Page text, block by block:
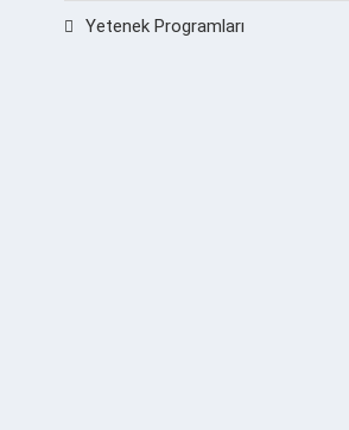
Yetenek Programları